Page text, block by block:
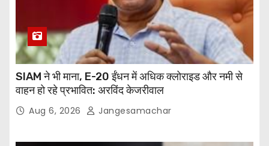
SIAM ने भी माना, E-20 ईंधन में अधिक क्लोराइड और नमी से
वाहन हो रहे प्रभावित: अरविंद केजरीवाल
Aug 6, 2026 Jangesamachar